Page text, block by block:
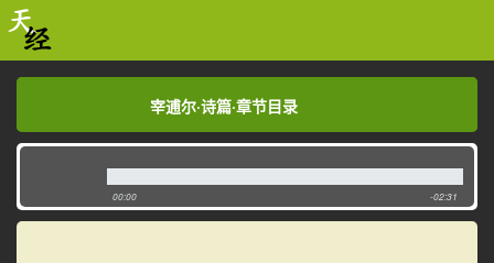
宰逋尔·诗篇·章节目录
宰逋尔·诗篇·章节目录
00:00 -02:31